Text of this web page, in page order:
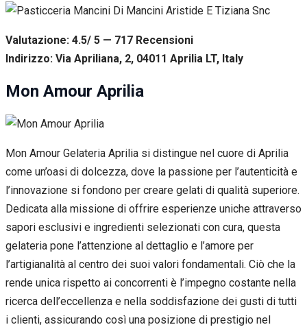
Valutazione: 4.5/ 5 — 717 Recensioni
Indirizzo: Via Apriliana, 2, 04011 Aprilia LT, Italy
Mon Amour Aprilia
Mon Amour Gelateria Aprilia si distingue nel cuore di Aprilia
come un’oasi di dolcezza, dove la passione per l’autenticità e
l’innovazione si fondono per creare gelati di qualità superiore.
Dedicata alla missione di offrire esperienze uniche attraverso
sapori esclusivi e ingredienti selezionati con cura, questa
gelateria pone l’attenzione al dettaglio e l’amore per
l’artigianalità al centro dei suoi valori fondamentali. Ciò che la
rende unica rispetto ai concorrenti è l’impegno costante nella
ricerca dell’eccellenza e nella soddisfazione dei gusti di tutti
i clienti, assicurando così una posizione di prestigio nel